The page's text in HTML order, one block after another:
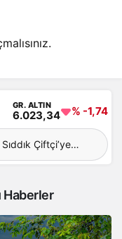
.
GR. ALTIN
6.023,34 % -1,74
Çiftçi’ye
Haberler